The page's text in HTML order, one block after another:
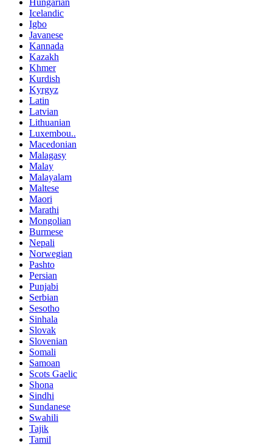
Icelandic
Igbo
Javanese
Kannada
Kazakh
Khmer
Kurdish
Kyrgyz
Latin
Latvian
Lithuanian
Luxembou..
Macedonian
Malagasy
Malay
Malayalam
Maltese
Maori
Marathi
Mongolian
Burmese
Nepali
Norwegian
Pashto
Persian
Punjabi
Serbian
Sesotho
Sinhala
Slovak
Slovenian
Somali
Samoan
Scots Gaelic
Shona
Sindhi
Sundanese
Swahili
Tajik
Tamil